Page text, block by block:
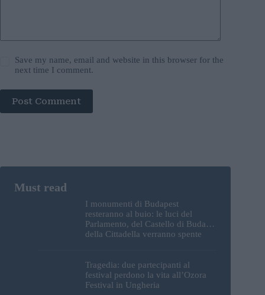
Save my name, email and website in this browser for the
next time I comment.
Post Comment
I monumenti di Budapest
resteranno al buio: le luci del
Parlamento, del Castello di Buda e
della Cittadella verranno spente
Tragedia: due partecipanti al
festival perdono la vita all’Ozora
Festival in Ungheria